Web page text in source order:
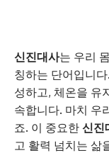
신진대사는 우리
칭하는 단어입니
성하고, 체온을 유
속합니다. 마치 우
죠. 이 중요한 신진
고 활력 넘치는 삶